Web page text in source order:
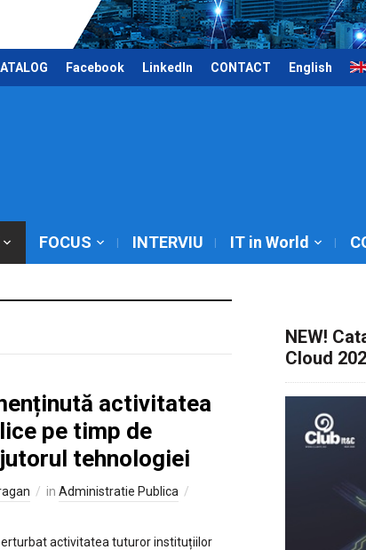
Facebook LinkedIn CONTACT English
FOCUS INTERVIU IT in World
activitatea
pe timp de
tehnologiei
in Administratie Publica
activitatea tuturor instituțiilor
NEW!
Cloud